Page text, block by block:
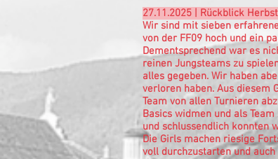
27.11.2025 | Rückblick
Wir sind mit sieben
von der FF09 hoch und ein
Dementsprechend war es
reinen Jungsteams zu
alles gegeben. Wir haben
verloren haben. Aus diesem
Team von allen Turnieren
Basics widmen und als
und schlussendlich konnten
Die Girls machen riesige
voll durchzustarten und